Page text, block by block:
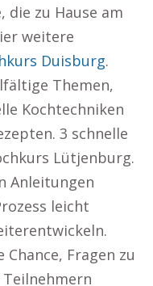
zu Hause am
weitere
Duisburg.
Themen,
Kochtechniken
3 schnelle
Lütjenburg.
Anleitungen
leicht
Fragen zu